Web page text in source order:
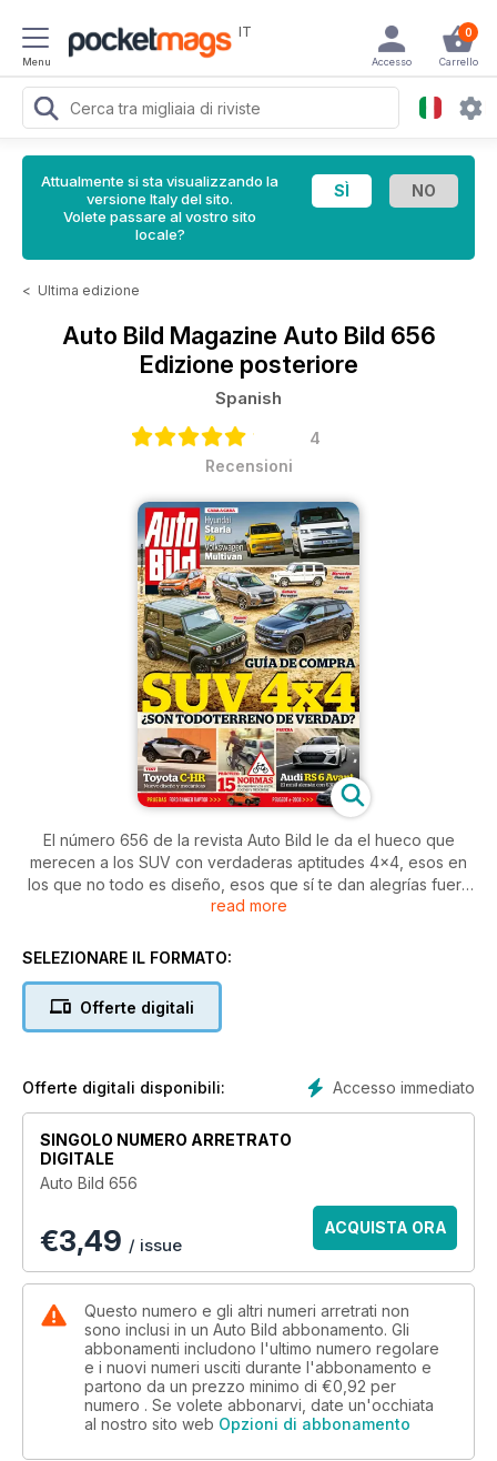
Menu
IT 0
Carrello
Accesso
Attualmente si sta visualizzando la
versione Italy del sito.
Volete passare al vostro sito
locale?
< Ultima edizione
Auto Bild Magazine Auto Bild 656
Edizione posteriore
Spanish
4
Recensioni
El número 656 de la revista Auto Bild le da el hueco que
merecen a los SUV con verdaderas aptitudes 4x4, esos en
los que no todo es diseño, esos que sí te dan alegrías fuera
del asfalto. Además, probamos 15 modelos más, entre los que
Multivan. Pero eso no es todo: viajamos al Festival de la
TT y conocemos la cámara de los secretos de BMW.
read more
SELEZIONARE IL FORMATO:
Offerte digitali
Accesso immediato
Offerte digitali disponibili:
SINGOLO NUMERO ARRETRATO
DIGITALE
Auto Bild 656
€3,49 / issue
ACQUISTA ORA
Questo numero e gli altri numeri arretrati non
sono inclusi in un Auto Bild abbonamento. Gli
abbonamenti includono l'ultimo numero regolare
e i nuovi numeri usciti durante l'abbonamento e
partono da un prezzo minimo di €0,92 per
numero . Se volete abbonarvi, date un'occhiata
al nostro sito web Opzioni di abbonamento